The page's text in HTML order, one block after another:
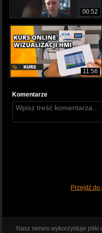
00:52
11:56
Komentarze
Przejdź do
Nasz serwis wykorzystuje pliki